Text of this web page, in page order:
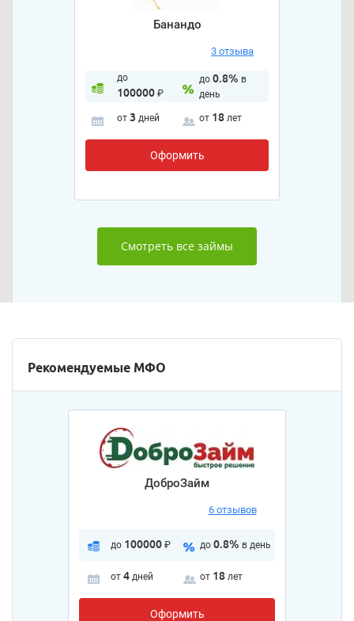
Банандо
3 отзыва
до
100000₽
до 0.8% в
день
от 3 дней от 18 лет
Оформить
Смотреть все займы
Рекомендуемые МФО
ДоброЗайм
6 отзывов
до 100000 ₽ до 0.8% в день
от 4 дней от 18 лет
Оформить